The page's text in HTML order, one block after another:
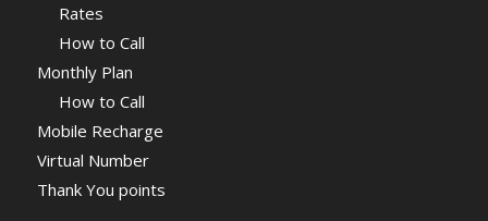
Rates
How to Call
Monthly Plan
How to Call
Mobile Recharge
Virtual Number
Thank You points